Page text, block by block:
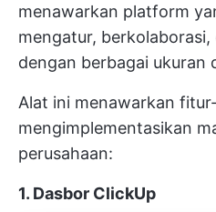
menawarkan platform
mengatur,
dengan berbagai ukuran
Alat ini menawarkan
mengimplementasikan
perusahaan:
1. Dasbor ClickUp